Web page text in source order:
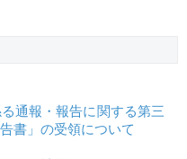
通報・報告に関する第三
書」の受領について